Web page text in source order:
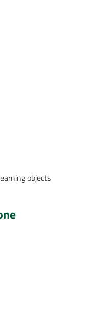
objects